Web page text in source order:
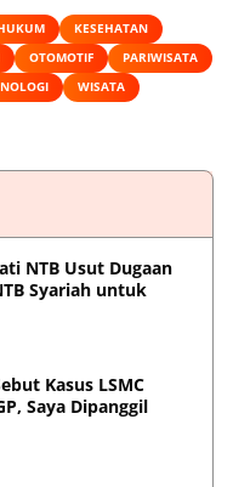
KESEHATAN
OTOMOTIF
PARIWISATA
WISATA
NTB Usut Dugaan
Syariah untuk
Kasus LSMC
Saya Dipanggil